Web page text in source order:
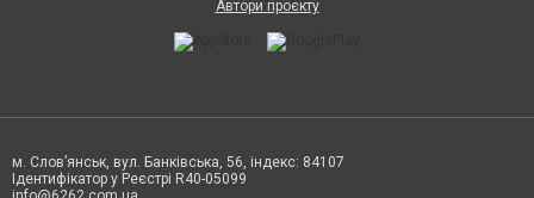
Автори проєкту
м. Слов’янськ, вул. Банківська, 56, індекс: 84107
Ідентифікатор у Реєстрі R40-05099